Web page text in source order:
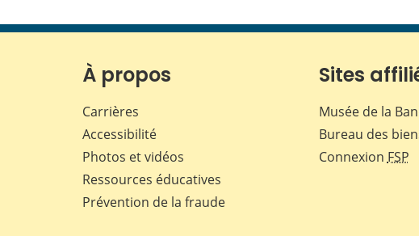
À propos
Carrières
Accessibilité
Photos et vidéos
Ressources éducatives
Prévention de la fraude
Sites
Musée de la
Bureau des
Connexion FSP